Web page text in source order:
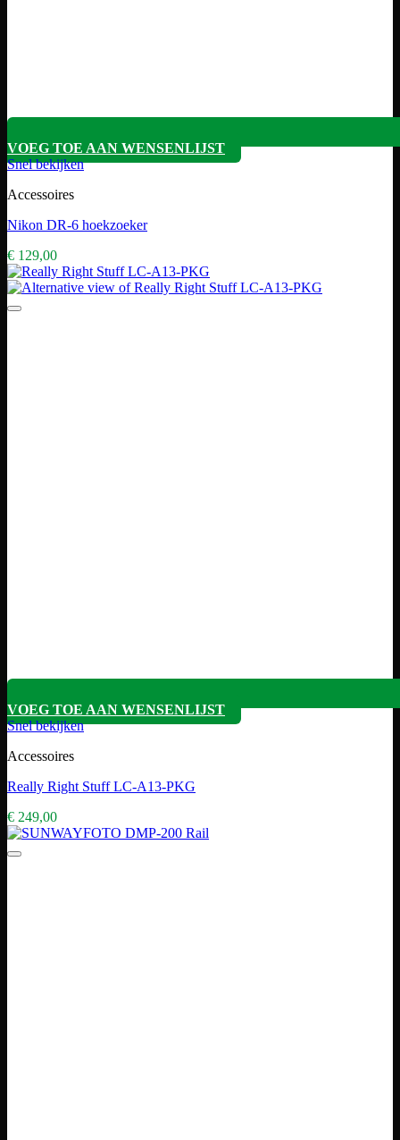
VOEG TOE AAN WENSENLIJST
Snel bekijken
Accessoires
Nikon DR-6 hoekzoeker
€ 129,00
VOEG TOE AAN WENSENLIJST
Snel bekijken
Accessoires
Really Right Stuff LC-A13-PKG
€ 249,00